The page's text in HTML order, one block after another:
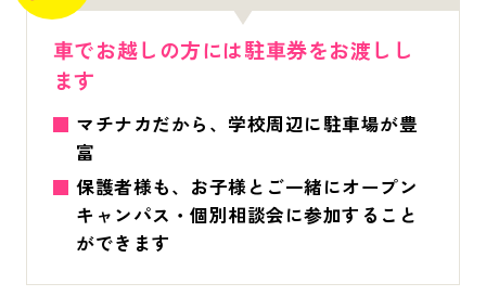
車でお越しの方には駐車券をお渡しし
ます
マチナカだから、学校周辺に駐車場が豊
富
保護者様も、お子様とご一緒にオープン
キャンパス・個別相談会に参加すること
ができます